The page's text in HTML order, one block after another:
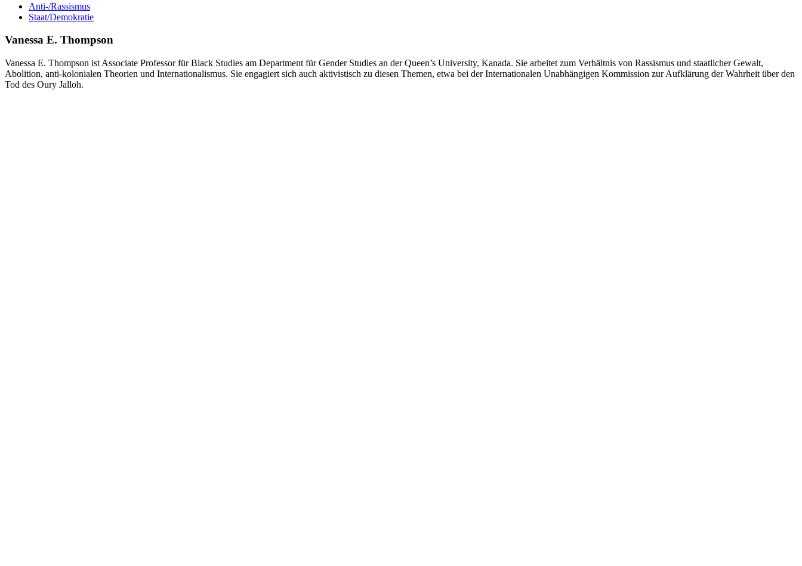
Anti-/Rassismus
Staat/Demokratie
Vanessa E. Thompson
Vanessa E. Thompson ist Associate Professor für Black Studies am Department für Gender Studies an der Queen’s University, Kanada. Sie arbeitet zum Verhältnis von Rassismus und staatlicher Gewalt,
Abolition, anti-kolonialen Theorien und Internationalismus. Sie engagiert sich auch aktivistisch zu diesen Themen, etwa bei der Internationalen Unabhängigen Kommission zur Aufklärung der Wahrheit über den
Tod des Oury Jalloh.